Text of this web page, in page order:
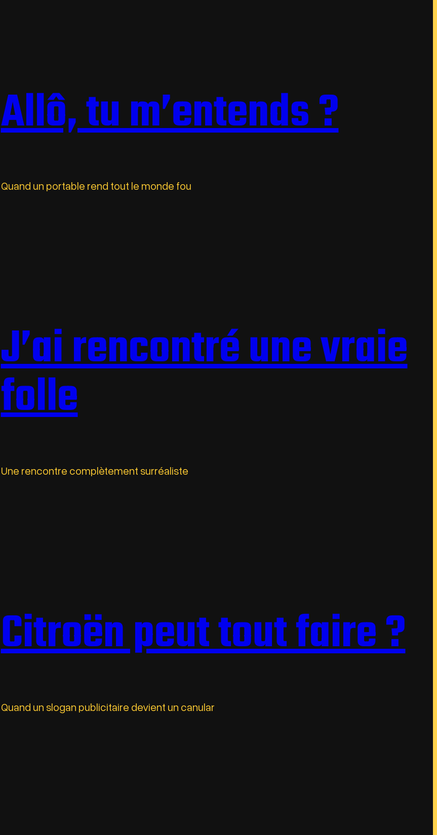
Allô, tu m’entends ?
Quand un portable rend tout le monde fou
J’ai rencontré une vraie
folle
Une rencontre complètement surréaliste
Citroën peut tout faire ?
Quand un slogan publicitaire devient un canular